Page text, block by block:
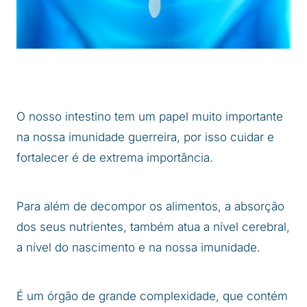
O nosso intestino tem um papel muito importante
na nossa imunidade guerreira, por isso cuidar e
fortalecer é de extrema importância.
Para além de decompor os alimentos, a absorção
dos seus nutrientes, também atua a nível cerebral,
a nível do nascimento e na nossa imunidade.
É um órgão de grande complexidade, que contém